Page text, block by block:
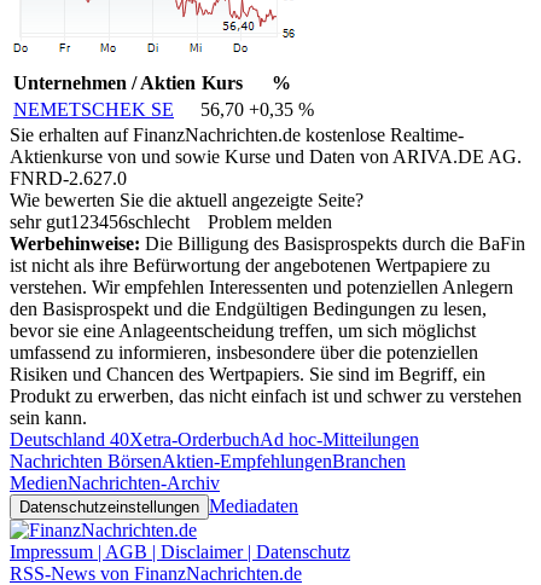
Unternehmen / Aktien Kurs
%
NEMETSCHEK SE
56,70 +0,35 %
Sie erhalten auf FinanzNachrichten.de kostenlose Realtime-
Aktienkurse von und sowie Kurse und Daten von ARIVA.DE AG.
FNRD-2.627.0
Wie bewerten Sie die aktuell angezeigte Seite?
sehr gut1 23456schlecht
Problem melden
Werbehinweise: Die Billigung des Basisprospekts durch die BaFin
ist nicht als ihre Befürwortung der angebotenen Wertpapiere zu
verstehen. Wir empfehlen Interessenten und potenziellen Anlegern
den Basisprospekt und die Endgültigen Bedingungen zu lesen,
bevor sie eine Anlageentscheidung treffen, um sich möglichst
umfassend zu informieren, insbesondere über die potenziellen
Risiken und Chancen des Wertpapiers. Sie sind im Begriff, ein
Produkt zu erwerben, das nicht einfach ist und schwer zu verstehen
sein kann.
Deutschland 40Xetra-OrderbuchAd hoc-Mitteilungen
Nachrichten BörsenAktien-EmpfehlungenBranchen
MedienNachrichten-Archiv
Datenschutzeinstellungen Mediadaten
Impressum | AGB | Disclaimer | Datenschutz
RSS-News von FinanzNachrichten.de